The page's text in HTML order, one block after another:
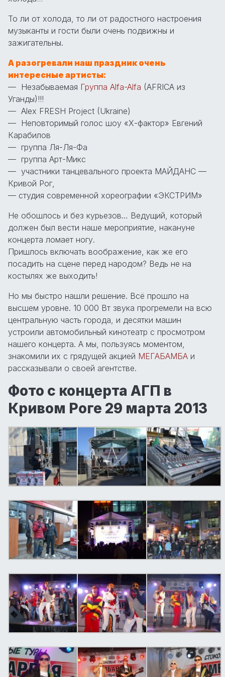
То ли от холода, то ли от радостного настроения
музыканты и гости были очень подвижны и
зажигательны.
А разогревали наш праздник очень
интересные артисты:
— Незабываемая Группа Alfa-Alfa (AFRICA из
Уганды)!!!
— Alex FRESH Project (Ukraine)
— Неповторимый голос шоу «Х-фактор» Евгений
Карабилов
— группа Ля-Ля-Фа
— группа Арт-Микс
— участники танцевального проекта МАЙДАНС —
Кривой Рог,
— студия современной хореографии «ЭКСТРИМ»
Не обошлось и без курьезов… Ведущий, который
должен был вести наше мероприятие, накануне
концерта ломает ногу.
Пришлось включать воображение, как же его
посадить на сцене перед народом? Ведь не на
костылях же выходить!
Но мы быстро нашли решение. Всё прошло на
высшем уровне. 10 000 Вт звука прогремели на всю
центральную часть города, и десятки машин
устроили автомобильный кинотеатр с просмотром
нашего концерта. А мы, пользуясь моментом,
знакомили их с грядущей акцией МЕГАБАМБА и
рассказывали о своей агентстве.
Фото с концерта АГП в
Кривом Роге 29 марта 2013